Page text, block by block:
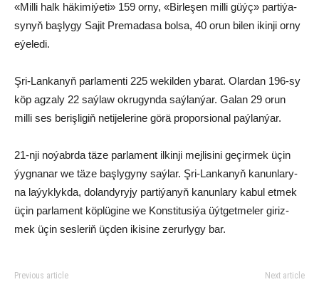
«Mil­li halk hä­ki­mi­ýe­ti» 159 or­ny, «Bir­le­şen mil­li güýç» par­ti­ýa­
sy­nyň baş­ly­gy Sa­jit Pre­ma­da­sa bol­sa, 40 orun bi­len ikin­ji or­ny
eýe­le­di.
Şri-Lan­ka­nyň par­la­men­ti 225 we­kil­den yba­rat. Olar­dan 196-sy
köp ag­za­ly 22 saý­law ok­ru­gyn­da saý­lan­ýar. Ga­lan 29 orun
mil­li ses be­riş­li­giň ne­ti­je­le­ri­ne gö­rä pro­por­sio­nal paý­lan­ýar.
21-nji no­ýabr­da tä­ze par­la­ment il­kin­ji mej­li­si­ni ge­çir­mek üçin
ýyg­na­nar we tä­ze baş­ly­gy­ny saý­lar. Şri-Lan­ka­nyň ka­nun­la­ry­
na la­ýyk­lyk­da, do­lan­dy­ry­jy par­ti­ýa­nyň ka­nun­la­ry ka­bul et­mek
üçin par­la­ment köp­lü­gi­ne we Kons­ti­tu­si­ýa üýt­get­me­ler gi­riz­
mek üçin ses­le­riň üç­den iki­si­ne ze­rur­ly­gy bar.
Previous article Next article